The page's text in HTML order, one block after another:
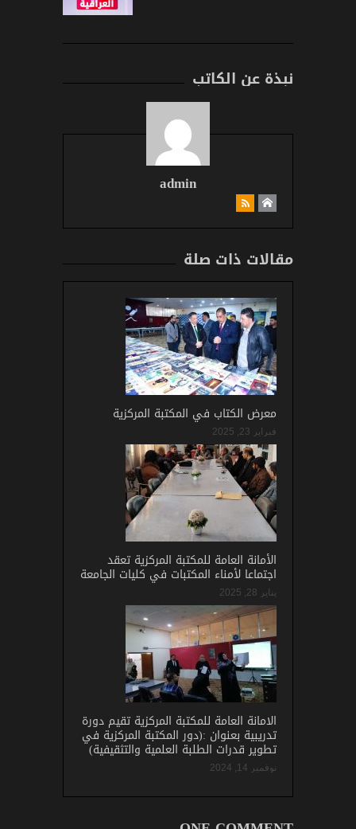
نبذة عن الكاتب
admin
مقالات ذات صلة
معرض الكتاب في المكتبة المركزية
فبراير 23, 2025
الأمانة العامة للمكتبة المركزية تعقد
اجتماعا لأمناء المكتبات في كليات الجامعة
يناير 28, 2025
الامانة العامة للمكتبة المركزية تقيم دورة
تدريبية بعنوان :(دور المكتبة المركزية في
تطوير قدرات الطلبة العلمية والتثقيفية)
نوفمبر 14, 2024